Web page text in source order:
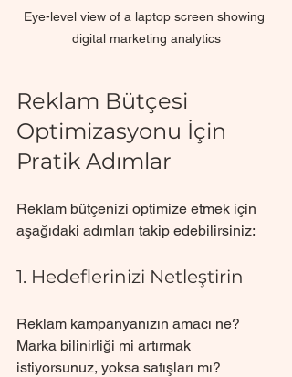
Eye-level view of a laptop screen showing
digital marketing analytics
Reklam Bütçesi
Optimizasyonu İçin
Pratik Adımlar
Reklam bütçenizi optimize etmek için
aşağıdaki adımları takip edebilirsiniz:
1. Hedeflerinizi Netleştirin
Reklam kampanyanızın amacı ne?
Marka bilinirliği mi artırmak
istiyorsunuz, yoksa satışları mı?